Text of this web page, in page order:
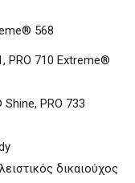
568
PRO 710 Extreme®
PRO 733
δικαιούχος